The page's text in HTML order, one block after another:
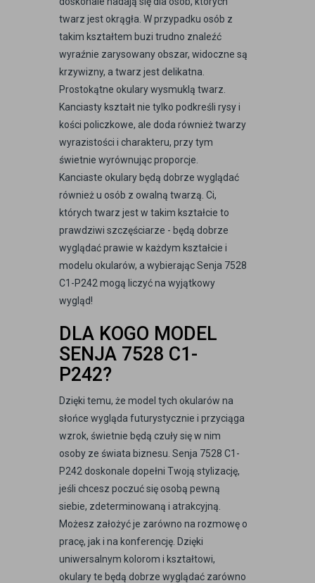
twarz jest okrągła. W przypadku osób z
takim kształtem buzi trudno znaleźć
wyraźnie zarysowany obszar, widoczne są
krzywizny, a twarz jest delikatna.
Prostokątne okulary wysmuklą twarz.
Kanciasty kształt nie tylko podkreśli rysy i
kości policzkowe, ale doda również twarzy
wyrazistości i charakteru, przy tym
świetnie wyrównując proporcje.
Kanciaste okulary będą dobrze wyglądać
również u osób z owalną twarzą. Ci,
których twarz jest w takim kształcie to
prawdziwi szczęściarze - będą dobrze
wyglądać prawie w każdym kształcie i
modelu okularów, a wybierając Senja 7528
C1-P242 mogą liczyć na wyjątkowy
wygląd!
DLA KOGO MODEL
SENJA 7528 C1-
P242?
Dzięki temu, że model tych okularów na
słońce wygląda futurystycznie i przyciąga
wzrok, świetnie będą czuły się w nim
osoby ze świata biznesu. Senja 7528 C1-
P242 doskonale dopełni Twoją stylizację,
jeśli chcesz poczuć się osobą pewną
siebie, zdeterminowaną i atrakcyjną.
Możesz założyć je zarówno na rozmowę o
pracę, jak i na konferencję. Dzięki
uniwersalnym kolorom i kształtowi,
okulary te będą dobrze wyglądać zarówno